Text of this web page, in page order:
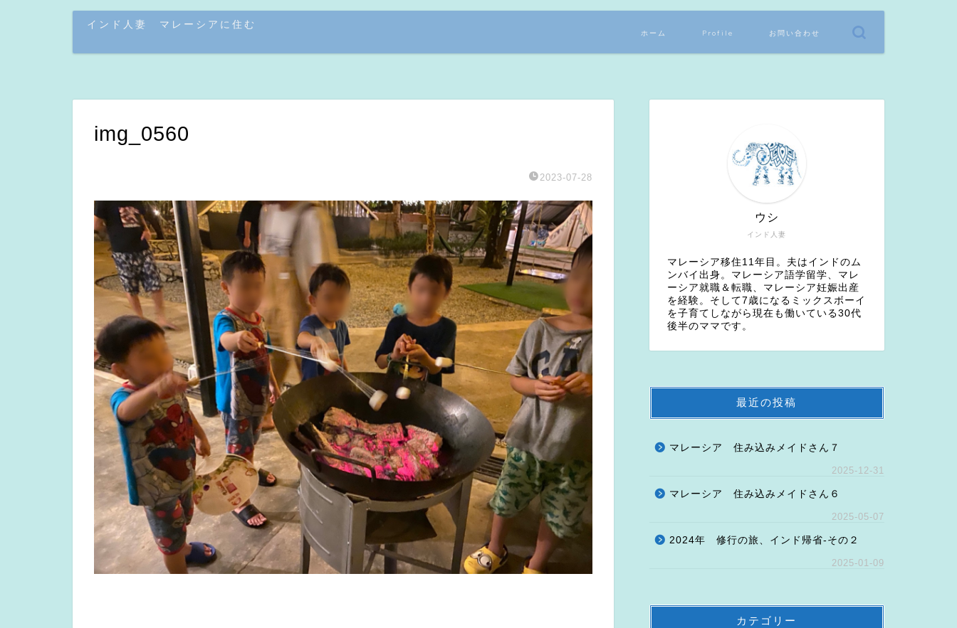
インド人妻 マレーシアに住む
ホーム Profile お問い合わせ
img_0560
2023-07-28
インド人妻
ウシ
マレーシア移住11年目。夫はインドのム
ンバイ出身。マレーシア語学留学、マレ
ーシア就職＆転職、マレーシア妊娠出産
を経験。そして7歳になるミックスボーイ
を子育てしながら現在も働いている30代
後半のママです。
最近の投稿
マレーシア 住み込みメイドさん７
2025-12-31
マレーシア 住み込みメイドさん６
2025-05-07
2024年 修行の旅、インド帰省-その２
2025-01-09
カテゴリー